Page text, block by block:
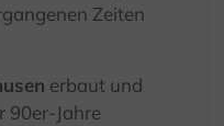
Zeiten
erbaut und
90er-Jahre